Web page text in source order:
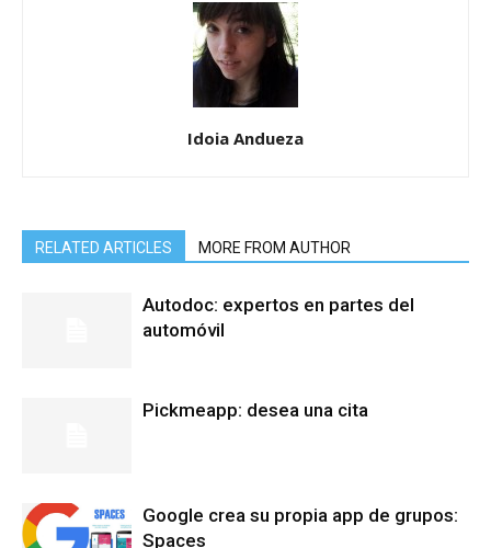
Idoia Andueza
RELATED ARTICLES MORE FROM AUTHOR
Autodoc: expertos en partes del
automóvil
Pickmeapp: desea una cita
Google crea su propia app de grupos:
Spaces